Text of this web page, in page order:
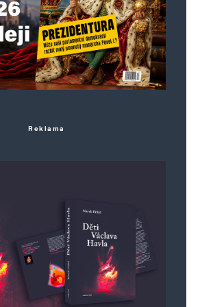
e-mailem.
e-mailem.
Reklama